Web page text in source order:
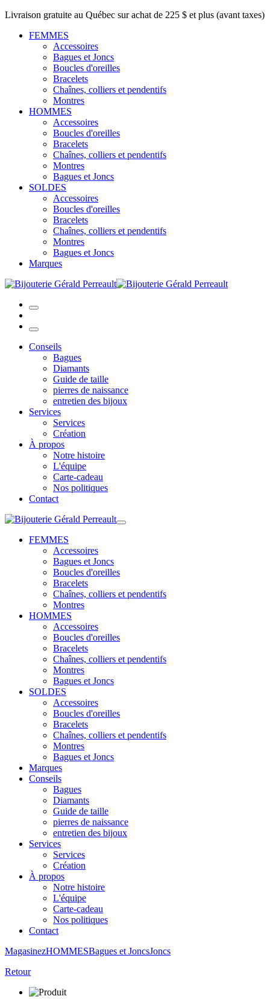
Livraison gratuite au Québec sur achat de 225 $ et plus (avant taxes)
FEMMES
Accessoires
Bagues et Joncs
Boucles d'oreilles
Bracelets
Chaînes, colliers et pendentifs
Montres
HOMMES
Accessoires
Boucles d'oreilles
Bracelets
Chaînes, colliers et pendentifs
Montres
Bagues et Joncs
SOLDES
Accessoires
Boucles d'oreilles
Bracelets
Chaînes, colliers et pendentifs
Montres
Bagues et Joncs
Marques
Conseils
Bagues
Diamants
Guide de taille
pierres de naissance
entretien des bijoux
Services
Services
Création
À propos
Notre histoire
L'équipe
Carte-cadeau
Nos politiques
Contact
FEMMES
Accessoires
Bagues et Joncs
Boucles d'oreilles
Bracelets
Chaînes, colliers et pendentifs
Montres
HOMMES
Accessoires
Boucles d'oreilles
Bracelets
Chaînes, colliers et pendentifs
Montres
Bagues et Joncs
SOLDES
Accessoires
Boucles d'oreilles
Bracelets
Chaînes, colliers et pendentifs
Montres
Bagues et Joncs
Marques
Conseils
Bagues
Diamants
Guide de taille
pierres de naissance
entretien des bijoux
Services
Services
Création
À propos
Notre histoire
L'équipe
Carte-cadeau
Nos politiques
Contact
MagasinezHOMMESBagues et JoncsJoncs
Retour